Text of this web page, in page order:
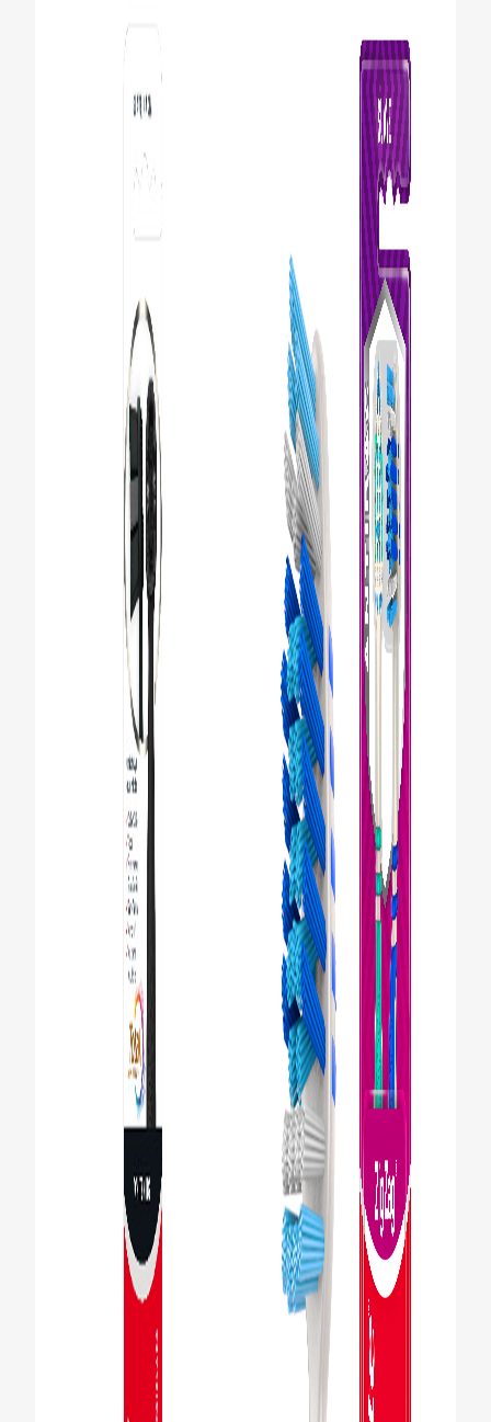
SELECCIÓN DE PRODUCTOS
PARA PROFESIONALES
CUPONES
DO (ES)
SUSCRÍBASE